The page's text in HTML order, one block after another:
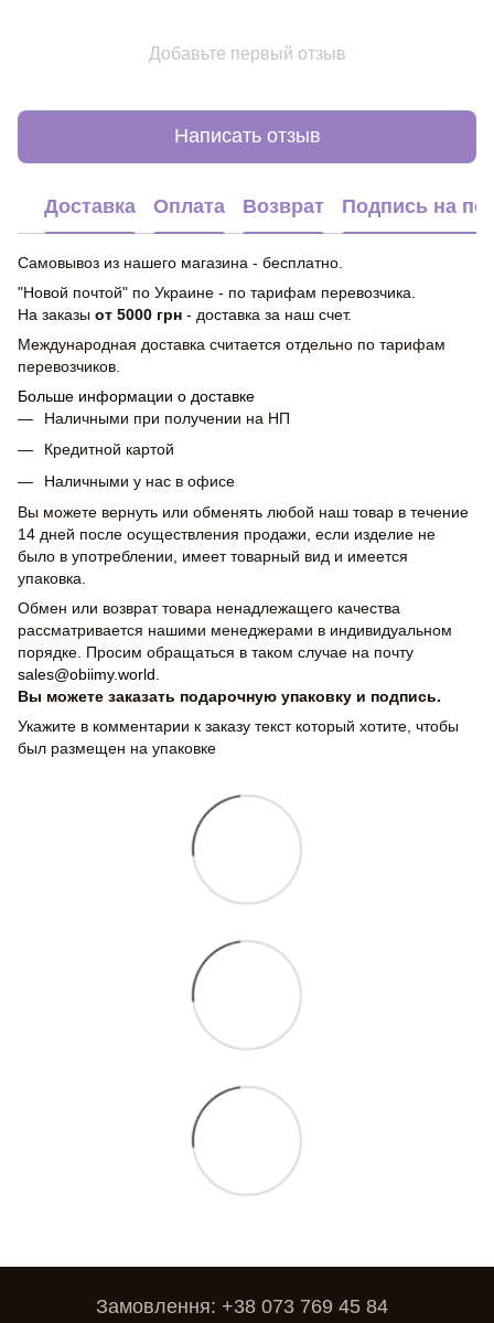
Добавьте первый отзыв
Написать отзыв
Доставка Оплата Возврат Подпись на
Самовывоз из нашего магазина - бесплатно.
"Новой почтой" по Украине - по тарифам перевозчика.
На заказы от 5000 грн - доставка за наш счет.
Международная доставка считается отдельно по тарифам
перевозчиков.
Больше информации о доставке
Наличными при получении на НП
Кредитной картой
Наличными у нас в офисе
Вы можете вернуть или обменять любой наш товар в течение
14 дней после осуществления продажи, если изделие не
было в употреблении, имеет товарный вид и имеется
упаковка.
Обмен или возврат товара ненадлежащего качества
рассматривается нашими менеджерами в индивидуальном
порядке. Просим обращаться в таком случае на почту
sales@obiimy.world
Вы можете заказать подарочную упаковку и подпись.
Укажите в комментарии к заказу текст который хотите, чтобы
был размещен на упаковке
Замовлення: +38 073 769 45 84